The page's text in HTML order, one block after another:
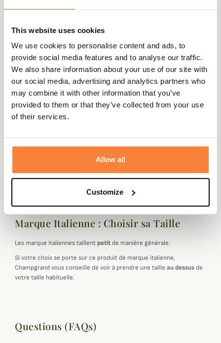
This website uses cookies
We use cookies to personalise content and ads, to
provide social media features and to analyse our traffic.
We also share information about your use of our site with
our social media, advertising and analytics partners who
may combine it with other information that you’ve
provided to them or that they’ve collected from your use
of their services.
Allow all
Customize
Description
Trabaldo vous propose ce polo Super Rafale alliant
un style classic et une haute technicité.
Grâce à l'utilisation d'un tissu DRYARN, le polo Super
par votre transpiration.
Le polo Super Rafale Trabaldo est donc idéal pour les les
Marque Italienne : Choisir sa Taille
Les marque italiennes taillentpetitde manière générale.
Si votre choix se porte sur ce produit de marque italienne,
Champgrand vous conseille de voir à prendre une taille au dessusde
votre taille habituelle.
Questions (FAQs)